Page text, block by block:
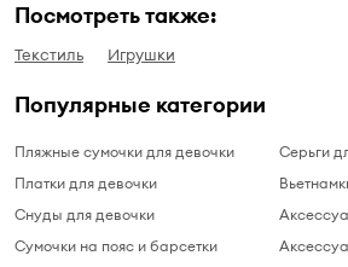
Посмотреть также:
Текстиль Игрушки
Популярные категории
Пляжные сумочки для девочки
Платки для девочки
Снуды для девочки
Сумочки на пояс и барсетки
Серьги